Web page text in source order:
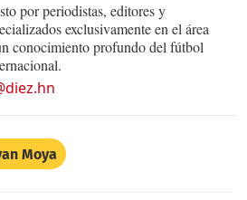
por periodistas, editores y
exclusivamente en el área
conocimiento profundo del fútbol
Moya